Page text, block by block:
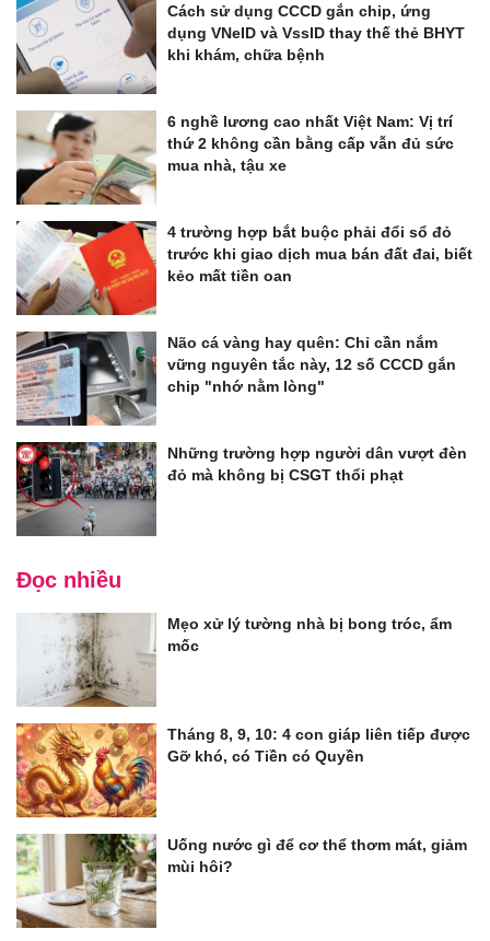
Cách sử dụng CCCD gắn chip, ứng
dụng VNeID và VssID thay thế thẻ BHYT
khi khám, chữa bệnh
6 nghề lương cao nhất Việt Nam: Vị trí
thứ 2 không cần bằng cấp vẫn đủ sức
mua nhà, tậu xe
4 trường hợp bắt buộc phải đổi sổ đỏ
trước khi giao dịch mua bán đất đai, biết
kẻo mất tiền oan
Não cá vàng hay quên: Chỉ cần nắm
vững nguyên tắc này, 12 số CCCD gắn
chip "nhớ nằm lòng"
Những trường hợp người dân vượt đèn
đỏ mà không bị CSGT thổi phạt
Đọc nhiều
Mẹo xử lý tường nhà bị bong tróc, ẩm
mốc
Tháng 8, 9, 10: 4 con giáp liên tiếp được
Gỡ khó, có Tiền có Quyền
Uống nước gì để cơ thể thơm mát, giảm
mùi hôi?